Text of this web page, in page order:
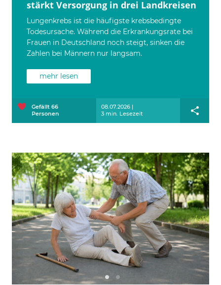
stärkt Versorgung in drei Landkreisen
Lungenkrebs ist die häufigste krebsbedingte
Todesursache. Während die Erkrankungsrate bei
Frauen in Deutschland noch steigt, sinken die
Zahlen bei Männern nur langsam.
mehr lesen
08.07.2026 |
3 min. Lesezeit
Gefällt 66
Personen